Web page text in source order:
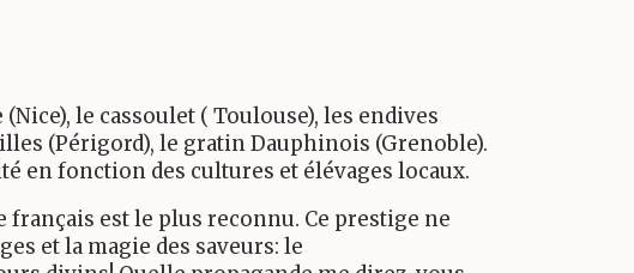
le cassoulet ( Toulouse), les endives
(Périgord), le gratin Dauphinois (Grenoble).
en fonction des cultures et élévages locaux.
est le plus reconnu. Ce prestige ne
et la magie des saveurs: le